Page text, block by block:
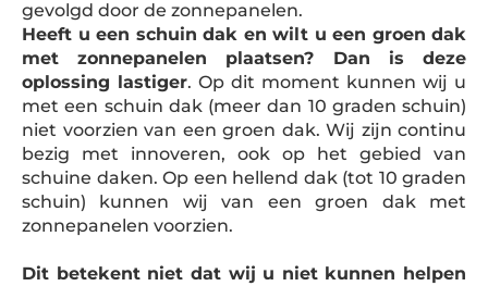
gevolgd door de zonnepanelen.
Heeft u een schuin dak en wilt u een groen dak
met zonnepanelen plaatsen? Dan is deze
oplossing lastiger. Op dit moment kunnen wij u
met een schuin dak (meer dan 10 graden schuin)
niet voorzien van een groen dak. Wij zijn continu
bezig met innoveren, ook op het gebied van
schuine daken. Op een hellend dak (tot 10 graden
schuin) kunnen wij van een groen dak met
zonnepanelen voorzien.
Dit betekent niet dat wij u niet kunnen helpen